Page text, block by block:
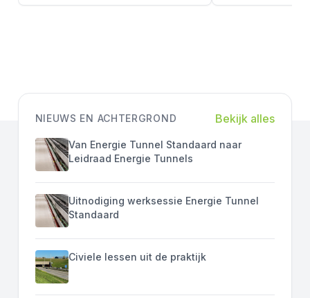
NIEUWS EN ACHTERGROND Bekijk alles
Van Energie Tunnel Standaard naar
Leidraad Energie Tunnels
Uitnodiging werksessie Energie Tunnel
Standaard
Civiele lessen uit de praktijk